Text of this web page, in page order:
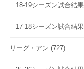
18-19シーズン試合結果
17-18シーズン試合結果
リーグ・アン (727)